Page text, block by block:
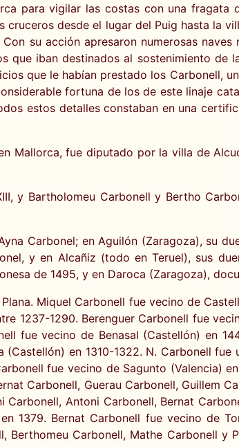
para vigilar las costas con una
desde el lugar del Puig hasta la
su acción apresaron numerosas
que iban destinados al sostenimiento
que le habían prestado los Carbonell,
fortuna de los de este linaje
estos detalles constaban en una
Mallorca, fue diputado por la villa de
y Bartholomeu Carbonell y Bertho
Carbonel; en Aguilón (Zaragoza), su
y en Alcañiz (todo en Teruel), sus
de 1495, y en Daroca (Zaragoza),
Miquel Carbonell fue vecino de
1237-1290. Berenguer Carbonell fue
fue vecino de Benasal (Castellón) en
en 1310-1322. N. Carbonell
fue vecino de Sagunto (Valencia)
Carbonell, Guerau Carbonell, Guillem
Antoni Carbonell, Bernat
1379. Bernat Carbonell fue vecino de
Berthomeu Carbonell, Mathe Carbonell